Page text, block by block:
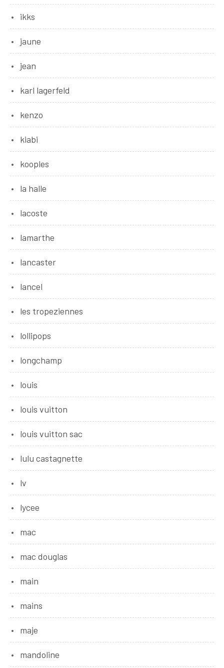
ikks
jaune
jean
karl lagerfeld
kenzo
kiabi
kooples
la halle
lacoste
lamarthe
lancaster
lancel
les tropeziennes
lollipops
longchamp
louis
louis vuitton
louis vuitton sac
lulu castagnette
lv
lycee
mac
mac douglas
main
mains
maje
mandoline